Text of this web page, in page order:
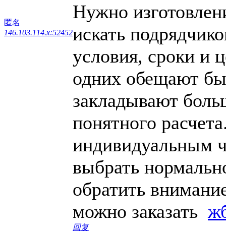
匿名
146.103.114.x:52452
Нужно
искать
условия, сроки и
одних обещают
закладывают
понятного
индивидуальным
выбрать
обратить
можно заказать
回复